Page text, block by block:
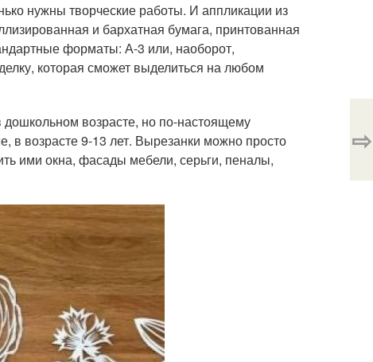
нужны творческие работы. И аппликации из
и бархатная бумага, принтованная
форматы: А-3 или, наоборот,
которая сможет выделиться на любом
возрасте, но по-настоящему
в возрасте 9-13 лет. Вырезанки можно просто
ими окна, фасады мебели, серьги, пеналы,
⇨